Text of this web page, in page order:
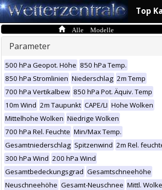
Top
Alle Modelle
Parameter
500 hPa Geopot. Höhe 850 hPa Temp.
850 hPa Stromlinien Niederschlag 2m Temp
700 hPa Vertikalbew 850 hPa Pot. Äquiv. Temp
10m Wind 2m Taupunkt CAPE/LI Hohe Wolken
Mittelhohe Wolken Niedrige Wolken
700 hPa Rel. Feuchte Min/Max Temp.
Gesamtniederschlag Spitzenwind 2m Rel.
300 hPa Wind 200 hPa Wind
Gesamtbedeckungsgrad Gesamtschneehöhe
Neuschneehöhe Gesamt-Neuschnee Mittl.